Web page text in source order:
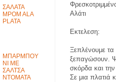
Αλάτι
Εκτελεση:
Ξεπλένουμε
ξεπαγώσουν.
σκόρδα και
Σε μια πλατιά
ΣΑΛΑΤΑ
MPOM ALA
PLATA
ΜΠΑΡΜΠΟΥ
ΝΙ ΜΕ
ΣΑΛΤΣΑ
ΝΤΟΜΑΤΑ